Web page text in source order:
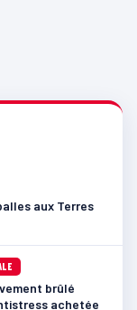
aux Terres
brûlé
achetée